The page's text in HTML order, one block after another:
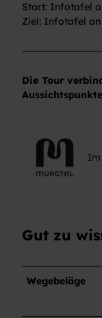
Start: Infotafel
Ziel: Infotafel
Die Tour
Im
Gut zu
Wegebeläge